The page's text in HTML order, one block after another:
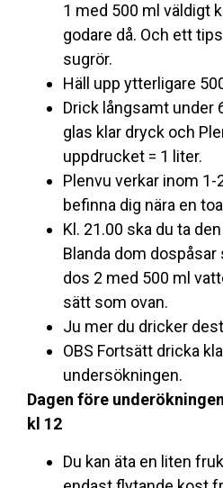
1 med 500 ml väldigt
godare då. Och ett
sugrör.
Häll upp ytterligare
Drick långsamt under
glas klar dryck och
uppdrucket = 1 liter.
Plenvu verkar inom 1-
befinna dig nära en
Kl. 21.00 ska du ta
Blanda dom
dos 2 med 500 ml
sätt som ovan.
Ju mer du dricker
OBS Fortsätt dricka
undersökningen.
Dagen före
kl 12
Du kan äta en liten